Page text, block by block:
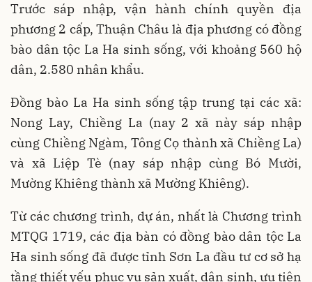
Trước sáp nhập, vận hành chính quyền địa
phương 2 cấp, Thuận Châu là địa phương có đồng
bào dân tộc La Ha sinh sống, với khoảng 560 hộ
dân, 2.580 nhân khẩu.
Đồng bào La Ha sinh sống tập trung tại các xã:
Nong Lay, Chiềng La (nay 2 xã này sáp nhập
cùng Chiềng Ngàm, Tông Cọ thành xã Chiềng La)
và xã Liệp Tè (nay sáp nhập cùng Bó Mười,
Mường Khiêng thành xã Mường Khiêng).
Từ các chương trình, dự án, nhất là Chương trình
MTQG 1719, các địa bàn có đồng bào dân tộc La
Ha sinh sống đã được tỉnh Sơn La đầu tư cơ sở hạ
tầng thiết yếu phục vụ sản xuất, dân sinh, ưu tiên